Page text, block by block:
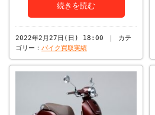
続きを読む
2022年2月27日(日) 18:00 ｜ カテ
ゴリー： バイク買取実績